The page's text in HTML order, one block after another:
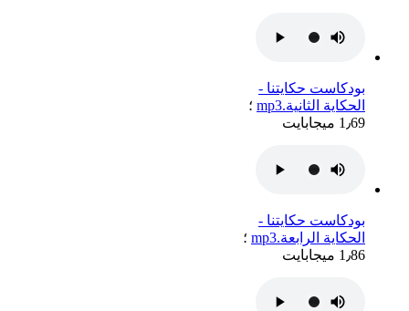
بودكاست حكايتنا -
الحكاية الثانية.mp3
؛
1٫69 ميجابايت
بودكاست حكايتنا -
الحكاية الرابعة.mp3
؛
1٫86 ميجابايت